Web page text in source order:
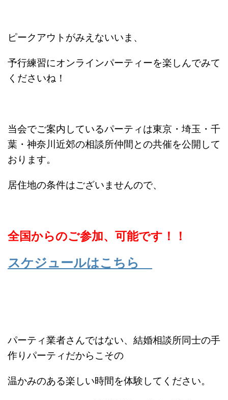
ピークアウトがみえないいま、
予行練習にオンラインパーティーを楽しんでみて
くださいね！
当会でご案内しているパーティは東京・埼玉・千
葉・神奈川近郊の相談所仲間との共催を公開して
おります。
居住地の条件はございませんので、
全国からのご参加、可能です！！
スケジュールはこちら
パーティ業者さんではない、結婚相談所同士の手
作りパーティだからこその
温かみのある楽しい時間を体験してください。